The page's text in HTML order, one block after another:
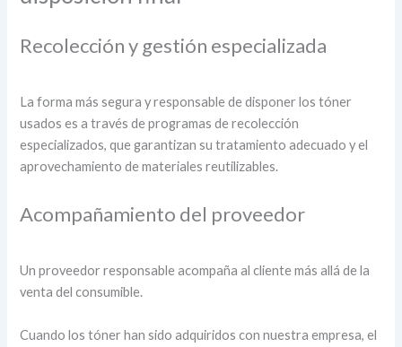
Recolección y gestión especializada
La forma más segura y responsable de disponer los tóner
usados es a través de programas de recolección
especializados, que garantizan su tratamiento adecuado y el
aprovechamiento de materiales reutilizables.
Acompañamiento del proveedor
Un proveedor responsable acompaña al cliente más allá de la
venta del consumible.
Cuando los tóner han sido adquiridos con nuestra empresa, el